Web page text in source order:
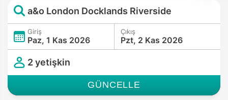
a&o London Docklands Riverside
Giriş
Paz, 1 Kas 2026
Çıkış
Pzt, 2 Kas 2026
2 yetişkin
GÜNCELLE